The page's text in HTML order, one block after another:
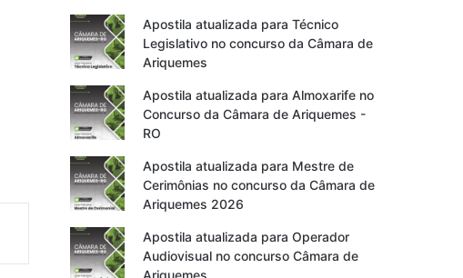
Apostila atualizada para Técnico
Legislativo no concurso da Câmara de
Ariquemes
Apostila atualizada para Almoxarife no
Concurso da Câmara de Ariquemes -
RO
Apostila atualizada para Mestre de
Cerimônias no concurso da Câmara de
Ariquemes 2026
Apostila atualizada para Operador
Audiovisual no concurso Câmara de
Ariquemes